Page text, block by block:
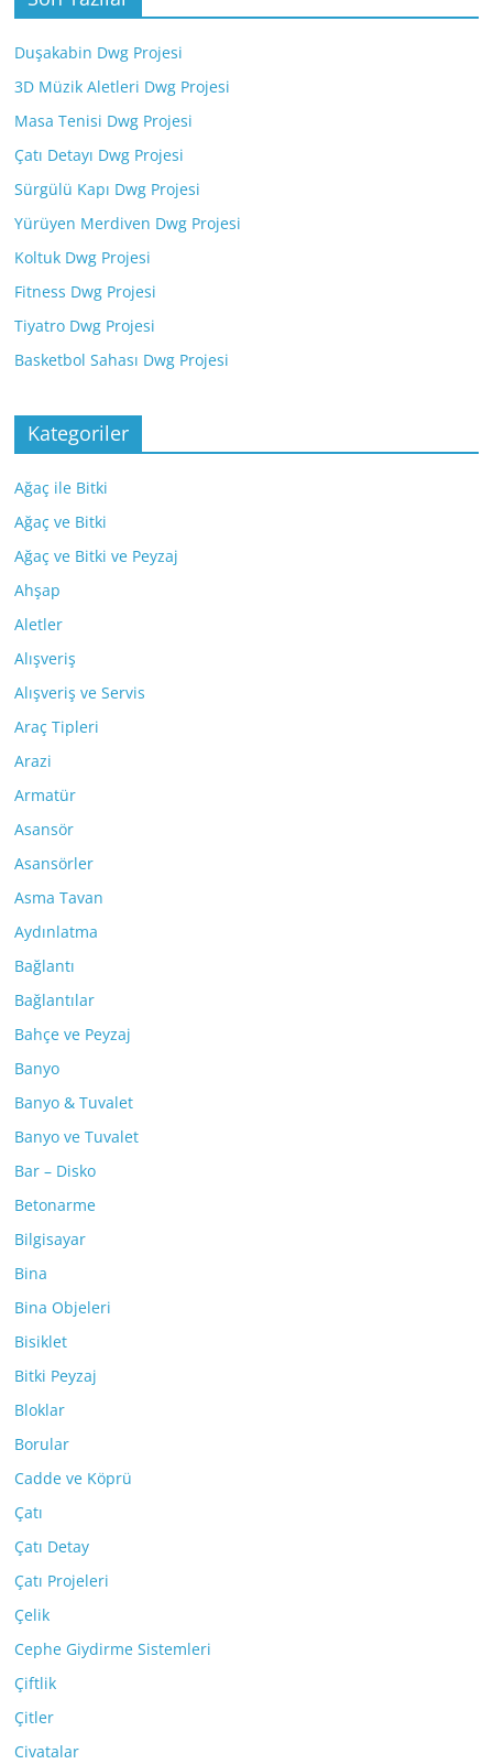
Duşakabin Dwg Projesi
3D Müzik Aletleri Dwg Projesi
Masa Tenisi Dwg Projesi
Çatı Detayı Dwg Projesi
Sürgülü Kapı Dwg Projesi
Yürüyen Merdiven Dwg Projesi
Koltuk Dwg Projesi
Fitness Dwg Projesi
Tiyatro Dwg Projesi
Basketbol Sahası Dwg Projesi
Kategoriler
Ağaç ile Bitki
Ağaç ve Bitki
Ağaç ve Bitki ve Peyzaj
Ahşap
Aletler
Alışveriş
Alışveriş ve Servis
Araç Tipleri
Arazi
Armatür
Asansör
Asansörler
Asma Tavan
Aydınlatma
Bağlantı
Bağlantılar
Bahçe ve Peyzaj
Banyo
Banyo & Tuvalet
Banyo ve Tuvalet
Bar – Disko
Betonarme
Bilgisayar
Bina
Bina Objeleri
Bisiklet
Bitki Peyzaj
Bloklar
Borular
Cadde ve Köprü
Çatı
Çatı Detay
Çatı Projeleri
Çelik
Cephe Giydirme Sistemleri
Çiftlik
Çitler
Civatalar